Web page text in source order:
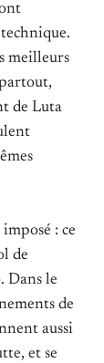
meilleurs
de Luta
: ce
de
Dans le
de
aussi
et se